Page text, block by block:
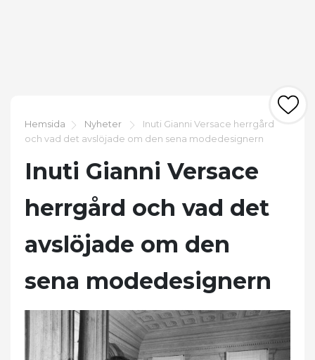
Hemsida Nyheter
Inuti Gianni Versace herrgård
och vad det avslöjade om den sena modedesignern
Inuti Gianni Versace
herrgård och vad det
avslöjade om den
sena modedesignern